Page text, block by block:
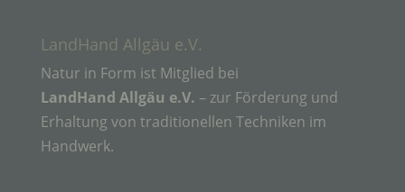
LandHand Allgäu e.V.
Natur in Form ist Mitglied bei
LandHand Allgäu e.V. – zur Förderung und
Erhaltung von traditionellen Techniken im
Handwerk.
oder jede solche Vorgangsreihe im
Zusammenhang mit personenbezogenen Daten
wie das Erheben, das Erfassen, die Organisation,
das Ordnen, die Speicherung, die Anpassung oder
Veränderung, das Auslesen, das Abfragen, die
Verwendung, die Offenlegung durch Übermittlung,
Verbreitung oder eine andere Form der
Bereitstellung, den Abgleich oder die Verknüpfung,